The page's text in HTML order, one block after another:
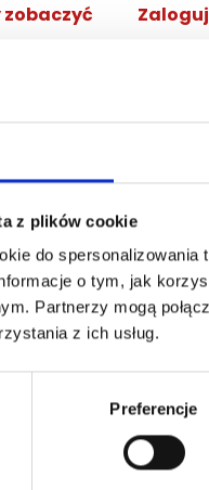
z plików cookie
do spersonalizowania
o tym, jak
Partnerzy mogą
z ich usług.
Preferencje
zobaczyć
Wysyłka 24h z